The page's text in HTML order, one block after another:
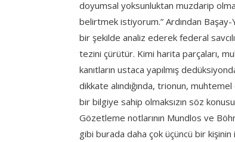
doyumsal yoksunluktan muzdarip
belirtmek istiyorum.” Ardından Başay-
bir şekilde analiz ederek federal
tezini çürütür. Kimi harita parçaları,
kanıtların ustaca yapılmış
dikkate alındığında, trionun,
bir bilgiye sahip olmaksızın söz
Gözetleme notlarının Mundlos ve
gibi burada daha çok üçüncü bir